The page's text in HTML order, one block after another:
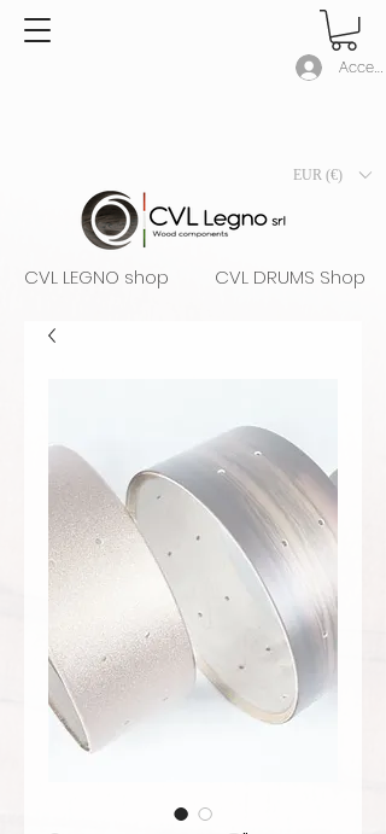
Accedi
EUR (€)
CVL LEGNO shop CVL DRUMS Shop